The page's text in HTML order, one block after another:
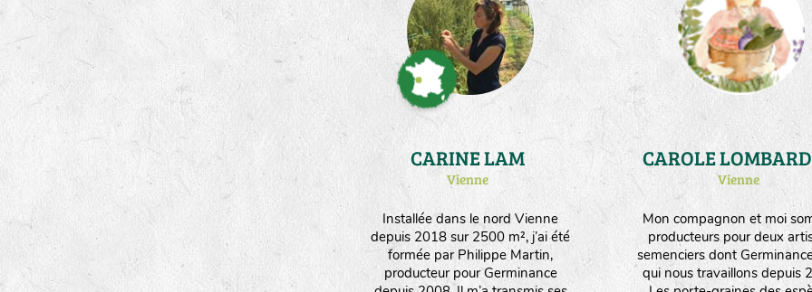
Installée dans le nord Vienne
depuis 2018 sur 2500 m², j’ai été
formée par Philippe Martin,
producteur pour Germinance
CARINE LAM
Vienne
Mon compagnon et moi
producteurs pour deux
semenciers dont
qui nous travaillons depuis
CAROLE
Vienne